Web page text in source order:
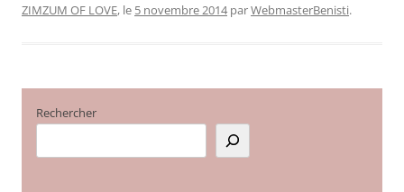
ZIMZUM OF LOVE, le 5 novembre 2014 parWebmasterBenisti.
Rechercher